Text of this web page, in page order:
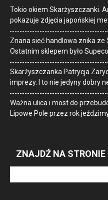
Tokio okiem Skarżyszczanki.
pokazuje zdjęcia japońskiej
Znana sieć handlowa znika ze
Ostatnim sklepem było Supeco
Skarżyszczanka Patrycja
imprezy. I to nie jedyny dobry
Ważna ulica i most do
Lipowe Pole przez rok
ZNAJDŹ NA STRONIE